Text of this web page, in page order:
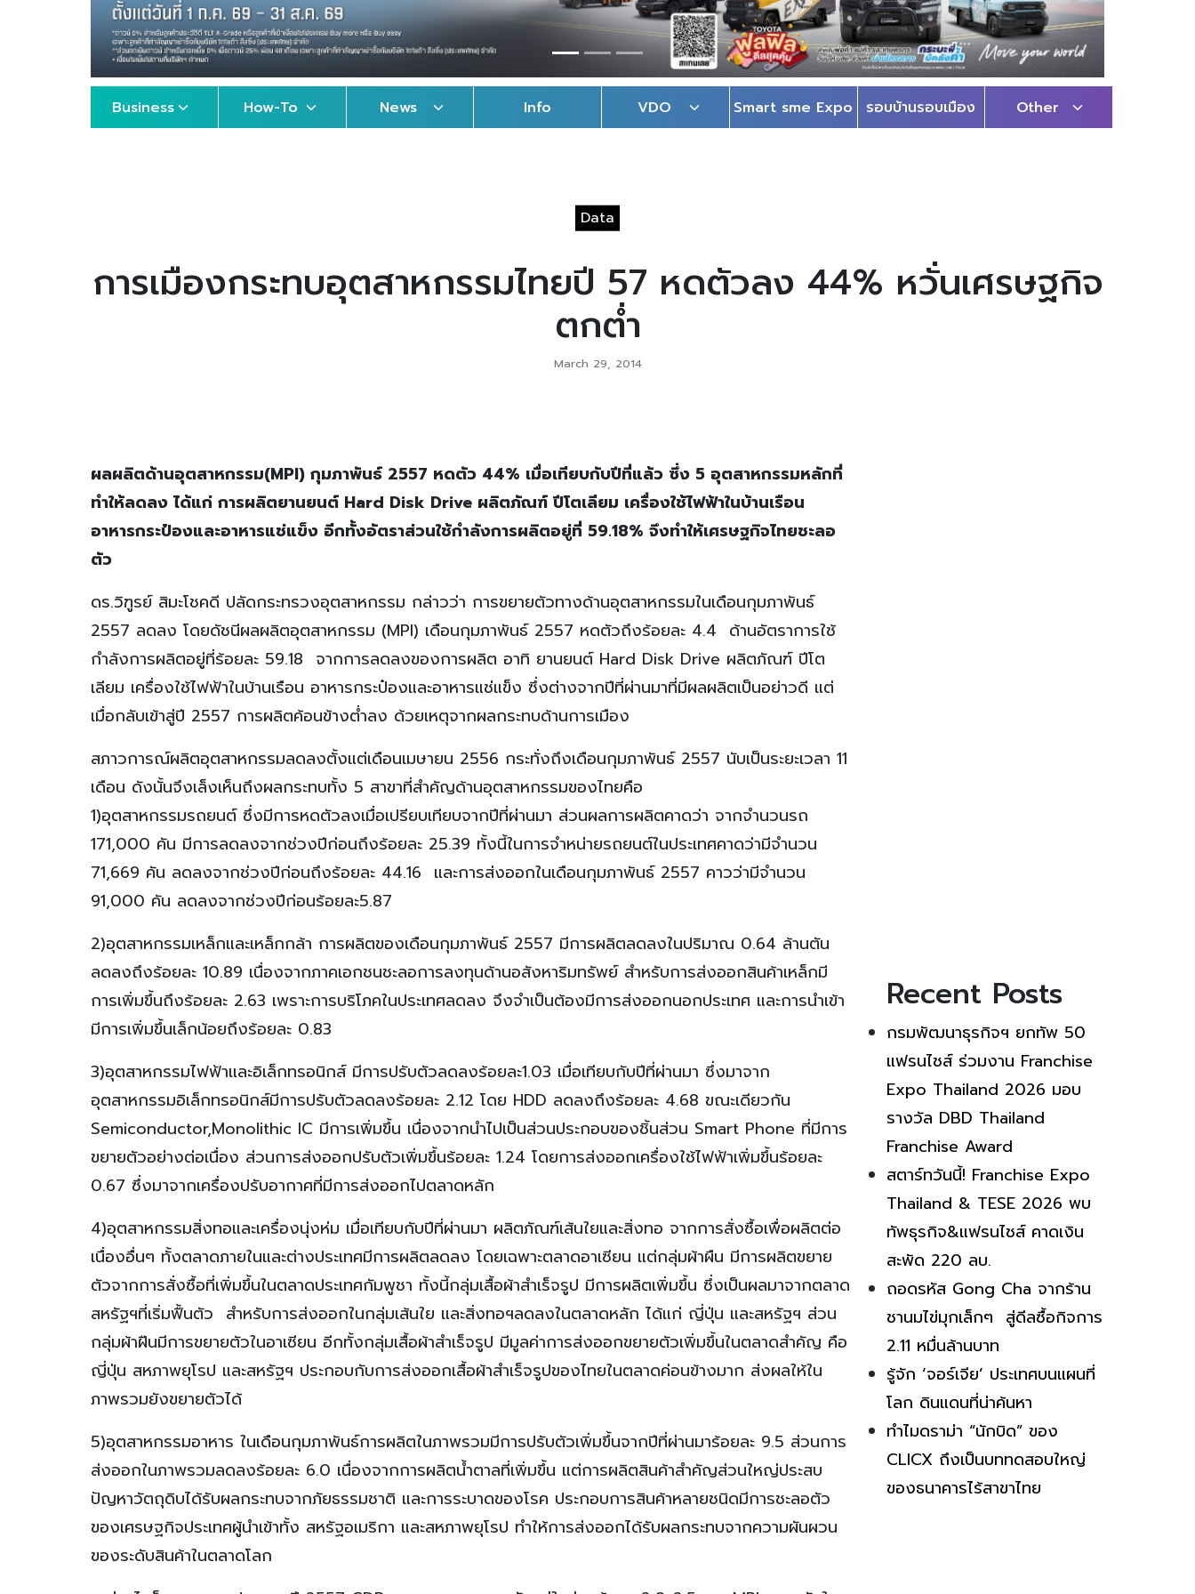
Business How-To News Info VDO Smart sme Expo รอบบ้านรอบเมือง Other
Data
การเมืองกระทบอุตสาหกรรมไทยปี 57 หดตัวลง 44% หวั่นเศรษฐกิจ
ตกต่ำ
March 29, 2014
ผลผลิตด้านอุตสาหกรรม(MPI) กุมภาพันธ์ 2557 หดตัว 44% เมื่อเทียบกับปีที่แล้ว ซึ่ง 5 อุตสาหกรรมหลักที่
ทำให้ลดลง ได้แก่ การผลิตยานยนต์ Hard Disk Drive ผลิตภัณฑ์ ปีโตเลียม เครื่องใช้ไฟฟ้าในบ้านเรือน
อาหารกระป๋องและอาหารแช่แข็ง อีกทั้งอัตราส่วนใช้กำลังการผลิตอยู่ที่ 59.18% จึงทำให้เศรษฐกิจไทยชะลอ
ตัว
ดร.วิฑูรย์ สิมะโชคดี ปลัดกระทรวงอุตสาหกรรม กล่าวว่า การขยายตัวทางด้านอุตสาหกรรมในเดือนกุมภาพันธ์
2557 ลดลง โดยดัชนีผลผลิตอุตสาหกรรม (MPI) เดือนกุมภาพันธ์ 2557 หดตัวถึงร้อยละ 4.4 ด้านอัตราการใช้
กำลังการผลิตอยู่ที่ร้อยละ 59.18 จากการลดลงของการผลิต อาทิ ยานยนต์ Hard Disk Drive ผลิตภัณฑ์ ปีโต
เลียม เครื่องใช้ไฟฟ้าในบ้านเรือน อาหารกระป๋องและอาหารแช่แข็ง ซึ่งต่างจากปีที่ผ่านมาที่มีผลผลิตเป็นอย่าวดี แต่
เมื่อกลับเข้าสู่ปี 2557 การผลิตค้อนข้างต่ำลง ด้วยเหตุจากผลกระทบด้านการเมือง
สภาวการณ์ผลิตอุตสาหกรรมลดลงตั้งแต่เดือนเมษายน 2556 กระทั่งถึงเดือนกุมภาพันธ์ 2557 นับเป็นระยะเวลา 11
เดือน ดังนั้นจึงเล็งเห็นถึงผลกระทบทั้ง 5 สาขาที่สำคัญด้านอุตสาหกรรมของไทยคือ
1)อุตสาหกรรมรถยนต์ ซึ่งมีการหดตัวลงเมื่อเปรียบเทียบจากปีที่ผ่านมา ส่วนผลการผลิตคาดว่า จากจำนวนรถ
171,000 คัน มีการลดลงจากช่วงปีก่อนถึงร้อยละ 25.39 ทั้งนี้ในการจำหน่ายรถยนต์ในประเทศคาดว่ามีจำนวน
71,669 คัน ลดลงจากช่วงปีก่อนถึงร้อยละ 44.16 และการส่งออกในเดือนกุมภาพันธ์ 2557 คาวว่ามีจำนวน
91,000 คัน ลดลงจากช่วงปีก่อนร้อยละ5.87
2)อุตสาหกรรมเหล็กและเหล็กกล้า การผลิตของเดือนกุมภาพันธ์ 2557 มีการผลิตลดลงในปริมาณ 0.64 ล้านตัน
ลดลงถึงร้อยละ 10.89 เนื่องจากภาคเอกชนชะลอการลงทุนด้านอสังหาริมทรัพย์ สำหรับการส่งออกสินค้าเหล็กมี
การเพิ่มขึ้นถึงร้อยละ 2.63 เพราะการบริโภคในประเทศลดลง จึงจำเป็นต้องมีการส่งออกนอกประเทศ และการนำเข้า
มีการเพิ่มขึ้นเล็กน้อยถึงร้อยละ 0.83
3)อุตสาหกรรมไฟฟ้าและอิเล็กทรอนิกส์ มีการปรับตัวลดลงร้อยละ1.03 เมื่อเทียบกับปีที่ผ่านมา ซึ่งมาจาก
อุตสาหกรรมอิเล็กทรอนิกส์มีการปรับตัวลดลงร้อยละ 2.12 โดย HDD ลดลงถึงร้อยละ 4.68 ขณะเดียวกัน
Semiconductor,Monolithic IC มีการเพิ่มขึ้น เนื่องจากนำไปเป็นส่วนประกอบของชิ้นส่วน Smart Phone ที่มีการ
ขยายตัวอย่างต่อเนื่อง ส่วนการส่งออกปรับตัวเพิ่มขึ้นร้อยละ 1.24 โดยการส่งออกเครื่องใช้ไฟฟ้าเพิ่มขึ้นร้อยละ
0.67 ซึ่งมาจากเครื่องปรับอากาศที่มีการส่งออกไปตลาดหลัก
4)อุตสาหกรรมสิ่งทอและเครื่องนุ่งห่ม เมื่อเทียบกับปีที่ผ่านมา ผลิตภัณฑ์เส้นใยและสิ่งทอ จากการสั่งซื้อเพื่อผลิตต่อ
เนื่องอื่นๆ ทั้งตลาดภายในและต่างประเทศมีการผลิตลดลง โดยเฉพาะตลาดอาเซียน แต่กลุ่มผ้าผืน มีการผลิตขยาย
ตัวจากการสั่งซื้อที่เพิ่มขึ้นในตลาดประเทศกัมพูชา ทั้งนี้กลุ่มเสื้อผ้าสำเร็จรูป มีการผลิตเพิ่มขึ้น ซึ่งเป็นผลมาจากตลาด
สหรัฐฯที่เริ่มฟื้นตัว สำหรับการส่งออกในกลุ่มเส้นใย และสิ่งทอฯลดลงในตลาดหลัก ได้แก่ ญี่ปุ่น และสหรัฐฯ ส่วน
กลุ่มผ้าฝืนมีการขยายตัวในอาเซียน อีกทั้งกลุ่มเสื้อผ้าสำเร็จรูป มีมูลค่าการส่งออกขยายตัวเพิ่มขึ้นในตลาดสำคัญ คือ
ญี่ปุ่น สหภาพยุโรป และสหรัฐฯ ประกอบกับการส่งออกเสื้อผ้าสำเร็จรูปของไทยในตลาดค่อนข้างมาก ส่งผลให้ใน
ภาพรวมยังขยายตัวได้
5)อุตสาหกรรมอาหาร ในเดือนกุมภาพันธ์การผลิตในภาพรวมมีการปรับตัวเพิ่มขึ้นจากปีที่ผ่านมาร้อยละ 9.5 ส่วนการ
ส่งออกในภาพรวมลดลงร้อยละ 6.0 เนื่องจากการผลิตน้ำตาลที่เพิ่มขึ้น แต่การผลิตสินค้าสำคัญส่วนใหญ่ประสบ
ปัญหาวัตถุดิบได้รับผลกระทบจากภัยธรรมชาติ และการระบาดของโรค ประกอบการสินค้าหลายชนิดมีการชะลอตัว
ของเศรษฐกิจประเทศผู้นำเข้าทั้ง สหรัฐอเมริกา และสหภาพยุโรป ทำให้การส่งออกได้รับผลกระทบจากความผันผวน
ของระดับสินค้าในตลาดโลก
Recent Posts
กรมพัฒนาธุรกิจฯ ยกทัพ 50
แฟรนไชส์ ร่วมงาน Franchise
Expo Thailand 2026 มอบ
รางวัล DBD Thailand
Franchise Award
สตาร์ทวันนี้! Franchise Expo
Thailand & TESE 2026 พบ
ทัพธุรกิจ&แฟรนไชส์ คาดเงิน
สะพัด 220 ลบ.
ถอดรหัส Gong Cha จากร้าน
ชานมไข่มุกเล็กๆ สู่ดีลซื้อกิจการ
2.11 หมื่นล้านบาท
รู้จัก ‘จอร์เจีย’ ประเทศบนแผนที่
โลก ดินแดนที่น่าค้นหา
ทำไมดราม่า “นักบิด” ของ
CLICX ถึงเป็นบททดสอบใหญ่
ของธนาคารไร้สาขาไทย